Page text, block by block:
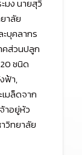
ง นายสุวิ
าลัย
บุคลากร
คส่วนปลูก
ชนิด
ฟ้า,
มล็ดจาก
าอยู่หัว
วิทยาลัย